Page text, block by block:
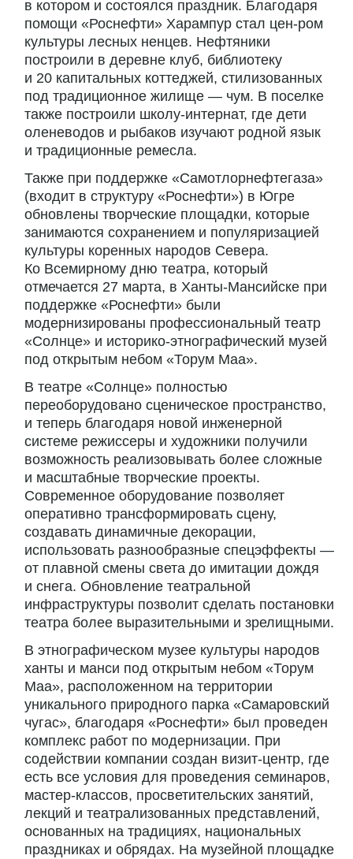
в котором и состоялся праздник. Благодаря
помощи «Роснефти» Харампур стал цен-ром
культуры лесных ненцев. Нефтяники
построили в деревне клуб, библиотеку
и 20 капитальных коттеджей, стилизованных
под традиционное жилище — чум. В поселке
также построили школу-интернат, где дети
оленеводов и рыбаков изучают родной язык
и традиционные ремесла.
Также при поддержке «Самотлорнефтегаза»
(входит в структуру «Роснефти») в Югре
обновлены творческие площадки, которые
занимаются сохранением и популяризацией
культуры коренных народов Севера.
Ко Всемирному дню театра, который
отмечается 27 марта, в Ханты-Мансийске при
поддержке «Роснефти» были
модернизированы профессиональный театр
«Солнце» и историко-этнографический музей
под открытым небом «Торум Маа».
В театре «Солнце» полностью
переоборудовано сценическое пространство,
и теперь благодаря новой инженерной
системе режиссеры и художники получили
возможность реализовывать более сложные
и масштабные творческие проекты.
Современное оборудование позволяет
оперативно трансформировать сцену,
создавать динамичные декорации,
использовать разнообразные спецэффекты —
от плавной смены света до имитации дождя
и снега. Обновление театральной
инфраструктуры позволит сделать постановки
театра более выразительными и зрелищными.
В этнографическом музее культуры народов
ханты и манси под открытым небом «Торум
Маа», расположенном на территории
уникального природного парка «Самаровский
чугас», благодаря «Роснефти» был проведен
комплекс работ по модернизации. При
содействии компании создан визит-центр, где
есть все условия для проведения семинаров,
мастер-классов, просветительских занятий,
лекций и театрализованных представлений,
основанных на традициях, национальных
праздниках и обрядах. На музейной площадке